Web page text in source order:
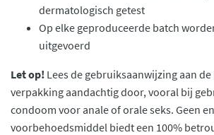
dermatologisch getest
Op elke geproduceerde batch
uitgevoerd
Let op! Lees de gebruiksaanwijzing aan
verpakking aandachtig door, vooral bij
condoom voor anale of orale seks. Geen
voorbehoedsmiddel biedt een 100%